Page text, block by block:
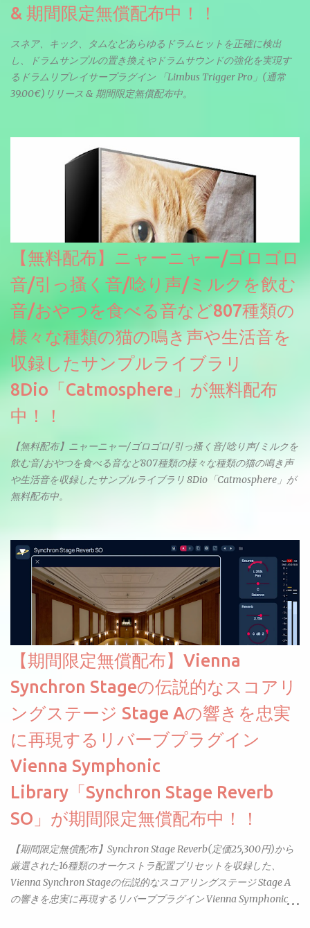
& 期間限定無償配布中！！
スネア、キック、タムなどあらゆるドラムヒットを正確に検出
し、ドラムサンプルの置き換えやドラムサウンドの強化を実現す
るドラムリプレイサープラグイン 「Limbus Trigger Pro」(通常
39.00€)リリース & 期間限定無償配布中。
【無料配布】ニャーニャー/ゴロゴロ
音/引っ搔く音/唸り声/ミルクを飲む
音/おやつを食べる音など807種類の
様々な種類の猫の鳴き声や生活音を
収録したサンプルライブラリ
8Dio「Catmosphere」が無料配布
中！！
【無料配布】ニャーニャー/ゴロゴロ/引っ搔く音/唸り声/ミルクを
飲む音/おやつを食べる音など807種類の様々な種類の猫の鳴き声
や生活音を収録したサンプルライブラリ 8Dio「Catmosphere」が
無料配布中。
【期間限定無償配布】Vienna
Synchron Stageの伝説的なスコアリ
ングステージ Stage Aの響きを忠実
に再現するリバーブプラグイン
Vienna Symphonic
Library「Synchron Stage Reverb
SO」が期間限定無償配布中！！
【期間限定無償配布】Synchron Stage Reverb(定価25,300円)から
厳選された16種類のオーケストラ配置プリセットを収録した、
Vienna Synchron Stageの伝説的なスコアリングステージ Stage A
の響きを忠実に再現するリバーブプラグイン Vienna Symphonic